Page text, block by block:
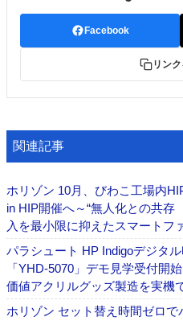
Facebook
リン
関連記事
ホリゾン 10月、びわこ工場内
in HIP開催へ～“無人化との共
入を最小限に抑えたスマートフ
パラシュート HP Indigoデジタ
「YHD-5070」デモ見学受付開
価値アクリルグッズ製造を実機
ホリゾン セット替え時間ゼロ